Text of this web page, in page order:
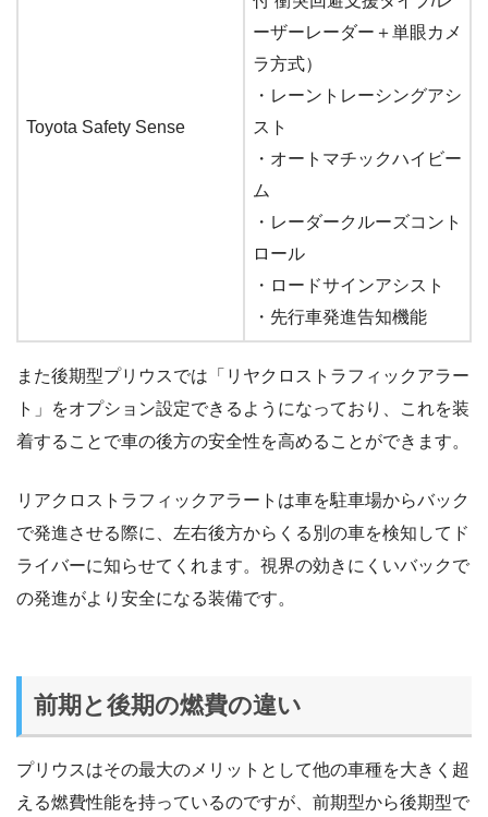
Toyota Safety Sense
ーザーレーダー＋単眼カメ
ラ方式）
・レーントレーシングアシ
スト
・オートマチックハイビー
ム
・レーダークルーズコント
ロール
・ロードサインアシスト
・先行車発進告知機能
また後期型プリウスでは「リヤクロストラフィックアラー
ト」をオプション設定できるようになっており、これを装
着することで車の後方の安全性を高めることができます。
リアクロストラフィックアラートは車を駐車場からバック
で発進させる際に、左右後方からくる別の車を検知してド
ライバーに知らせてくれます。視界の効きにくいバックで
の発進がより安全になる装備です。
前期と後期の燃費の違い
プリウスはその最大のメリットとして他の車種を大きく超
える燃費性能を持っているのですが、前期型から後期型で